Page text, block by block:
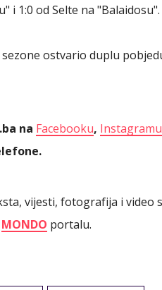
i 1:0 od Selte na "Balaidosu".
ostvario duplu
na Facebooku, Instagramu
vijesti, fotografija i video
MONDO portalu.